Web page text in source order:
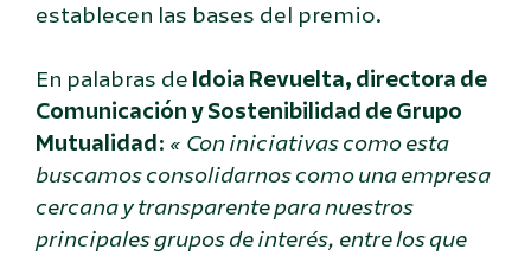
establecen las bases del premio.
En palabras de Idoia Revuelta, directora de
Comunicación y Sostenibilidad de Grupo
Mutualidad: « Con iniciativas como esta
buscamos consolidarnos como una empresa
cercana y transparente para nuestros
principales grupos de interés, entre los que